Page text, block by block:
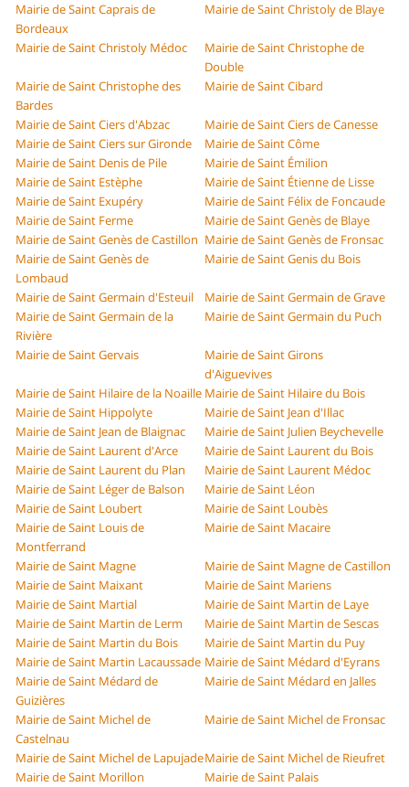
Mairie de Saint Caprais de
Bordeaux
Mairie de Saint Christoly de Blaye
Mairie de Saint Christoly Médoc
Mairie de Saint Christophe de
Double
Mairie de Saint Christophe des
Bardes
Mairie de Saint Cibard
Mairie de Saint Ciers d'Abzac
Mairie de Saint Ciers de Canesse
Mairie de Saint Ciers sur Gironde
Mairie de Saint Côme
Mairie de Saint Denis de Pile
Mairie de Saint Émilion
Mairie de Saint Estèphe
Mairie de Saint Étienne de Lisse
Mairie de Saint Exupéry
Mairie de Saint Félix de Foncaude
Mairie de Saint Ferme
Mairie de Saint Genès de Blaye
Mairie de Saint Genès de Castillon Mairie de Saint Genès de Fronsac
Mairie de Saint Genès de
Lombaud
Mairie de Saint Genis du Bois
Mairie de Saint Germain d'Esteuil
Mairie de Saint Germain de Grave
Mairie de Saint Germain de la
Rivière
Mairie de Saint Germain du Puch
Mairie de Saint Gervais
Mairie de Saint Girons
d'Aiguevives
Mairie de Saint Hilaire de la Noaille Mairie de Saint Hilaire du Bois
Mairie de Saint Hippolyte
Mairie de Saint Jean d'Illac
Mairie de Saint Jean de Blaignac
Mairie de Saint Julien Beychevelle
Mairie de Saint Laurent d'Arce
Mairie de Saint Laurent du Bois
Mairie de Saint Laurent du Plan
Mairie de Saint Laurent Médoc
Mairie de Saint Léger de Balson
Mairie de Saint Léon
Mairie de Saint Loubert
Mairie de Saint Loubès
Mairie de Saint Louis de
Montferrand
Mairie de Saint Macaire
Mairie de Saint Magne
Mairie de Saint Magne de Castillon
Mairie de Saint Maixant
Mairie de Saint Mariens
Mairie de Saint Martial
Mairie de Saint Martin de Laye
Mairie de Saint Martin de Lerm
Mairie de Saint Martin de Sescas
Mairie de Saint Martin du Bois
Mairie de Saint Martin du Puy
Mairie de Saint Martin Lacaussade Mairie de Saint Médard d'Eyrans
Mairie de Saint Médard de
Guizières
Mairie de Saint Médard en Jalles
Mairie de Saint Michel de
Castelnau
Mairie de Saint Michel de Fronsac
Mairie de Saint Michel de LapujadeMairie de Saint Michel de Rieufret
Mairie de Saint Morillon
Mairie de Saint Palais